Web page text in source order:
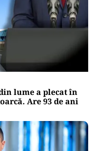
lume a plecat în
Are 93 de ani